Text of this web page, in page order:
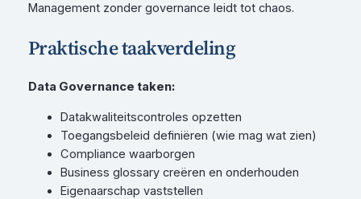
Management zonder governance leidt tot chaos.
Praktische taakverdeling
Data Governance taken:
Datakwaliteitscontroles opzetten
Toegangsbeleid definiëren (wie mag wat zien)
Compliance waarborgen
Business glossary creëren en onderhouden
Eigenaarschap vaststellen